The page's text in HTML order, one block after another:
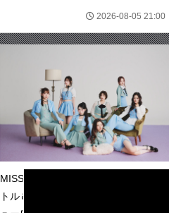
2026-08-05 21:00
MISS MERCYメジャー1stシングルタイ
トル＆新ビジュアル公開メジャーデビ
CLOSE